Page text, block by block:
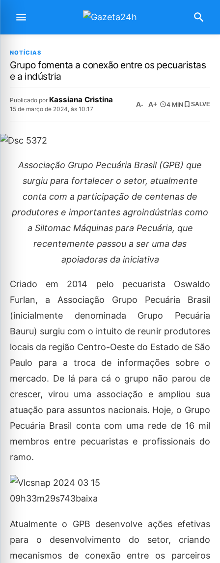
NOTÍCIAS
Grupo fomenta a conexão entre os pecuaristas
e a indústria
Publicado por Kassiana Cristina
15 de março de 2024, às 10:17
A- A+ 4 MIN SALVE
Associação Grupo Pecuária Brasil (GPB) que
surgiu para fortalecer o setor, atualmente
conta com a participação de centenas de
produtores e importantes agroindústrias como
a Siltomac Máquinas para Pecuária, que
recentemente passou a ser uma das
apoiadoras da iniciativa
Criado em 2014 pelo pecuarista Oswaldo
Furlan, a Associação Grupo Pecuária Brasil
(inicialmente denominada Grupo Pecuária
Bauru) surgiu com o intuito de reunir produtores
locais da região Centro-Oeste do Estado de São
Paulo para a troca de informações sobre o
mercado. De lá para cá o grupo não parou de
crescer, virou uma associação e ampliou sua
atuação para assuntos nacionais. Hoje, o Grupo
Pecuária Brasil conta com uma rede de 16 mil
membros entre pecuaristas e profissionais do
ramo.
Atualmente o GPB desenvolve ações efetivas
para o desenvolvimento do setor, criando
mecanismos de conexão entre os parceiros